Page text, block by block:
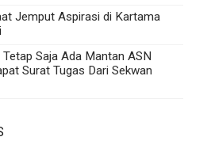
Jemput Aspirasi di Kartama
Saja Ada Mantan ASN
Surat Tugas Dari Sekwan